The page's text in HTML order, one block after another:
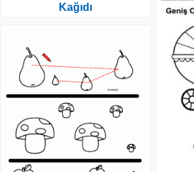
Kağıdı